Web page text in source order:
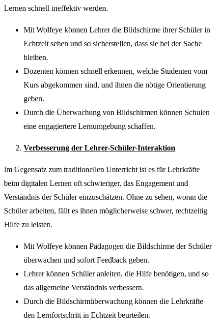
Lernen schnell ineffektiv werden.
Mit Wolfeye können Lehrer die Bildschirme ihrer Schüler in
Echtzeit sehen und so sicherstellen, dass sie bei der Sache
bleiben.
Dozenten können schnell erkennen, welche Studenten vom
Kurs abgekommen sind, und ihnen die nötige Orientierung
geben.
Durch die Überwachung von Bildschirmen können Schulen
eine engagiertere Lernumgebung schaffen.
Verbesserung der Lehrer-Schüler-Interaktion
Im Gegensatz zum traditionellen Unterricht ist es für Lehrkräfte
beim digitalen Lernen oft schwieriger, das Engagement und
Verständnis der Schüler einzuschätzen. Ohne zu sehen, woran die
Schüler arbeiten, fällt es ihnen möglicherweise schwer, rechtzeitig
Hilfe zu leisten.
Mit Wolfeye können Pädagogen die Bildschirme der Schüler
überwachen und sofort Feedback geben.
Lehrer können Schüler anleiten, die Hilfe benötigen, und so
das allgemeine Verständnis verbessern.
Durch die Bildschirmüberwachung können die Lehrkräfte
den Lernfortschritt in Echtzeit beurteilen.